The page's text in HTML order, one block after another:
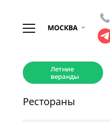
МОСКВА
Летние
веранды
Рестораны